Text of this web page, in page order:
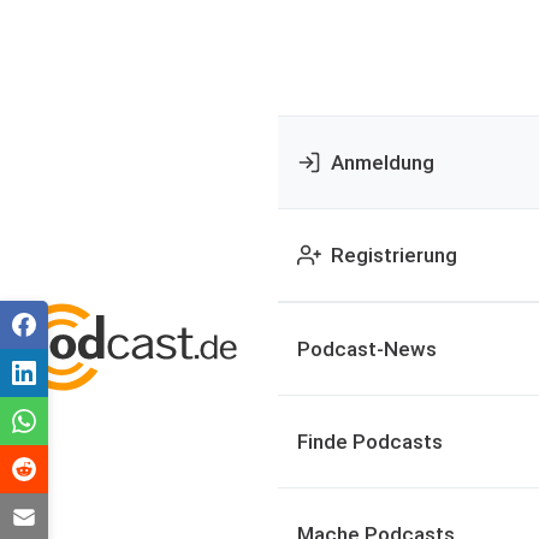
Anmeldung
Registrierung
Podcast-News
Finde Podcasts
Mache Podcasts